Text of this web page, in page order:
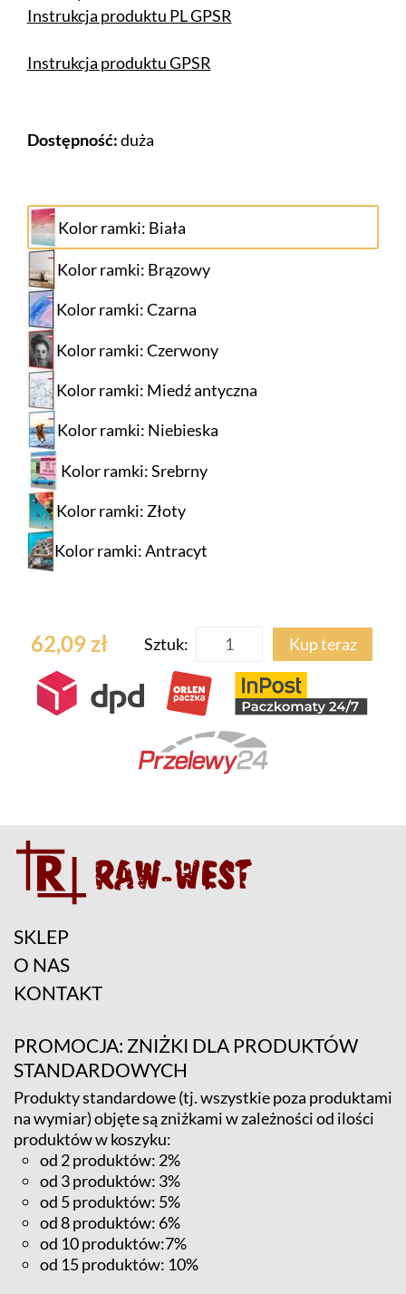
Instrukcja produktu PL GPSR
Instrukcja produktu GPSR
Dostępność:duża
Kolor ramki: Biała
Kolor ramki: Brązowy
Kolor ramki: Czarna
Kolor ramki: Czerwony
Kolor ramki: Miedź antyczna
Kolor ramki: Niebieska
Kolor ramki: Srebrny
Kolor ramki: Złoty
Kolor ramki: Antracyt
62,09 zł Sztuk: Kup teraz
SKLEP
O NAS
KONTAKT
PROMOCJA: ZNIŻKI DLA PRODUKTÓW
STANDARDOWYCH
Produkty standardowe (tj. wszystkie poza produktami
na wymiar) objęte są zniżkami w zależności od ilości
produktów w koszyku:
od 2 produktów: 2%
od 3 produktów: 3%
od 5 produktów: 5%
od 8 produktów: 6%
od 10 produktów:7%
od 15 produktów: 10%